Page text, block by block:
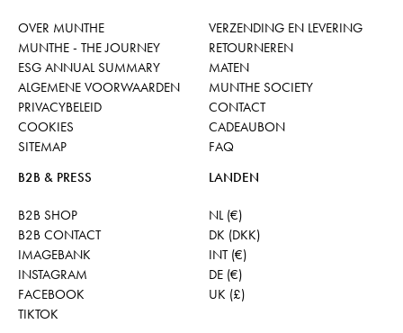
OVER MUNTHE
MUNTHE - THE JOURNEY
ESG ANNUAL SUMMARY
ALGEMENE VOORWAARDEN
PRIVACYBELEID
COOKIES
SITEMAP
VERZENDING EN LEVERING
RETOURNEREN
MATEN
MUNTHE SOCIETY
CONTACT
CADEAUBON
FAQ
B2B & PRESS
B2B SHOP
B2B CONTACT
IMAGEBANK
INSTAGRAM
FACEBOOK
TIKTOK
LANDEN
NL (€)
DK (DKK)
INT (€)
DE (€)
UK (£)